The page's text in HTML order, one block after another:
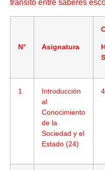
tránsito entre saberes
N° Asignatura
1
Introducción
al
Conocimiento
de la
Sociedad y el
Estado (24)